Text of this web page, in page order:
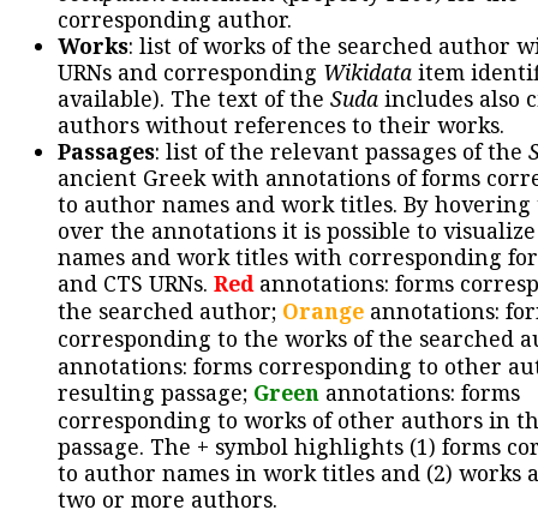
corresponding author.
Works: list of works of the searched author
URNs and corresponding Wikidata item
available). The text of the Suda includes also
authors without references to their works.
Passages: list of the relevant passages of the
ancient Greek with annotations of forms
to author names and work titles. By hovering
over the annotations it is possible to
names and work titles with corresponding
and CTS URNs. Redannotations: forms
the searched author; Orange annotations:
corresponding to the works of the searched
annotations: forms corresponding to other
resulting passage; Green annotations: forms
corresponding to works of other authors in
passage. The + symbol highlights (1) forms
to author names in work titles and (2) works
two or more authors.